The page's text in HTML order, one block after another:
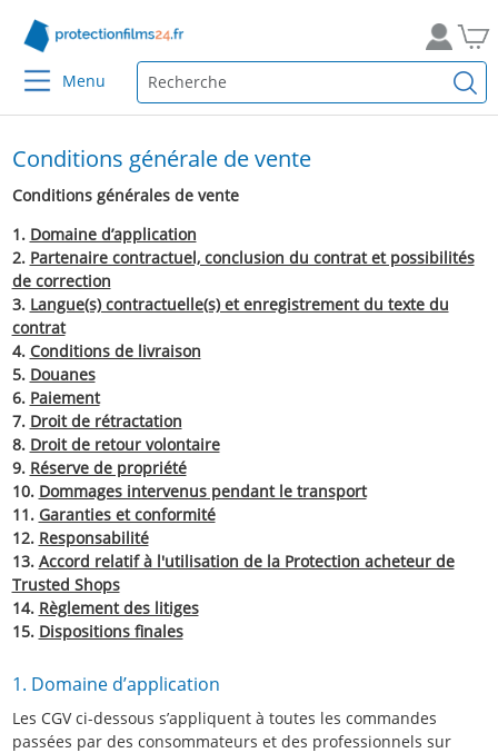
Menu
Conditions générale de vente
Conditions générales de vente
1. Domaine d’application
2. Partenaire contractuel, conclusion du contrat et possibilités
de correction
3. Langue(s) contractuelle(s) et enregistrement du texte du
contrat
4. Conditions de livraison
5. Douanes
6. Paiement
7. Droit de rétractation
8. Droit de retour volontaire
9. Réserve de propriété
10. Dommages intervenus pendant le transport
11. Garanties et conformité
12. Responsabilité
13. Accord relatif à l'utilisation de la Protection acheteur de
Trusted Shops
14. Règlement des litiges
15. Dispositions finales
1. Domaine d’application
Les CGV ci-dessous s’appliquent à toutes les commandes
passées par des consommateurs et des professionnels sur